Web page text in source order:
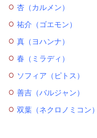
杏（カルメン）
祐介（ゴエモン）
真（ヨハンナ）
春（ミラディ）
ソフィア（ピトス）
善吉（バルジャン）
双葉（ネクロノミコン）